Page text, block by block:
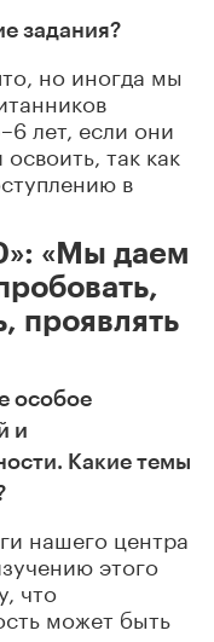
задания?
но иногда мы
лет, если они
так как
в
«Мы даем
проявлять
особое
и
Какие темы
нашего центра
этого
что
может быть